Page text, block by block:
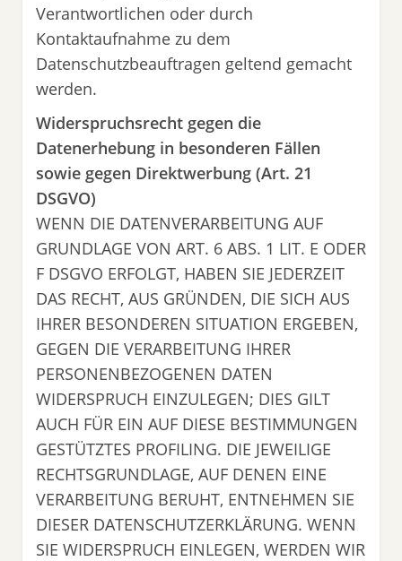
Verantwortlichen oder durch
Kontaktaufnahme zu dem
Datenschutzbeauftragen geltend gemacht
werden.
Widerspruchsrecht gegen die
Datenerhebung in besonderen Fällen
sowie gegen Direktwerbung (Art. 21
DSGVO)
WENN DIE DATENVERARBEITUNG AUF
GRUNDLAGE VON ART. 6 ABS. 1 LIT. E ODER
F DSGVO ERFOLGT, HABEN SIE JEDERZEIT
DAS RECHT, AUS GRÜNDEN, DIE SICH AUS
IHRER BESONDEREN SITUATION ERGEBEN,
GEGEN DIE VERARBEITUNG IHRER
PERSONENBEZOGENEN DATEN
WIDERSPRUCH EINZULEGEN; DIES GILT
AUCH FÜR EIN AUF DIESE BESTIMMUNGEN
GESTÜTZTES PROFILING. DIE JEWEILIGE
RECHTSGRUNDLAGE, AUF DENEN EINE
VERARBEITUNG BERUHT, ENTNEHMEN SIE
DIESER DATENSCHUTZERKLÄRUNG. WENN
SIE WIDERSPRUCH EINLEGEN, WERDEN WIR